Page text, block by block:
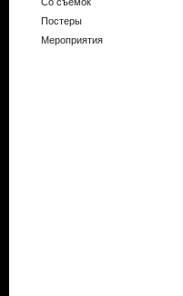
Постеры
Мероприятия